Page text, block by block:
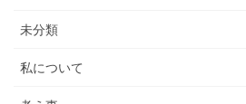
未分類
私について